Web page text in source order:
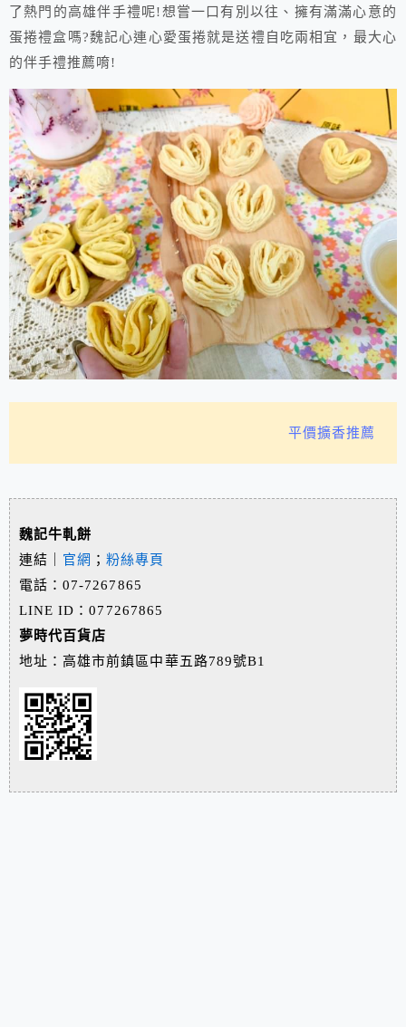
了熱門的高雄伴手禮呢!想嘗一口有別以往、擁有滿滿心意的
蛋捲禮盒嗎?魏記心連心愛蛋捲就是送禮自吃兩相宜，最大心
的伴手禮推薦唷!
平價擴香推薦
魏記牛軋餅
連結｜ 官網 ；粉絲專頁
電話：07-7267865
LINE ID：077267865
夢時代百貨店
地址：高雄市前鎮區中華五路789號B1